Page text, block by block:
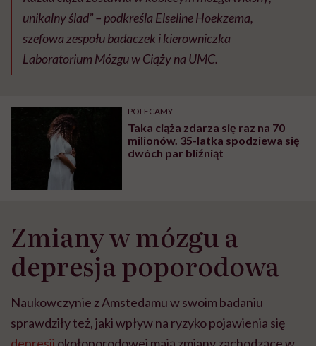
unikalny ślad” – podkreśla Elseline Hoekzema,
szefowa zespołu badaczek i kierowniczka
Laboratorium Mózgu w Ciąży na UMC.
POLECAMY
Taka ciąża zdarza się raz na 70
milionów. 35-latka spodziewa się
dwóch par bliźniąt
Zmiany w mózgu a
depresja poporodowa
Naukowczynie z Amstedamu w swoim badaniu
sprawdziły też, jaki wpływ na ryzyko pojawienia się